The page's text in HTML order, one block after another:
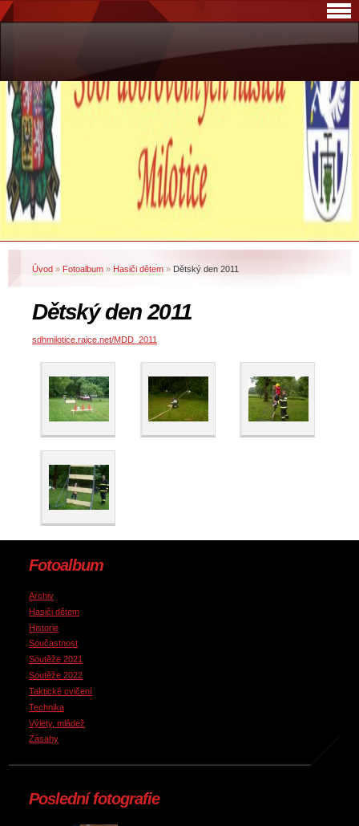
Úvod » Fotoalbum » Hasiči dětem » Dětský den 2011
Dětský den 2011
sdhmilotice.rajce.net/MDD_2011
Fotoalbum
Archiv
Hasiči dětem
Historie
Součastnost
Soutěže 2021
Soutěže 2022
Taktické cvičení
Technika
Výlety, mládež
Zásahy
Poslední fotografie